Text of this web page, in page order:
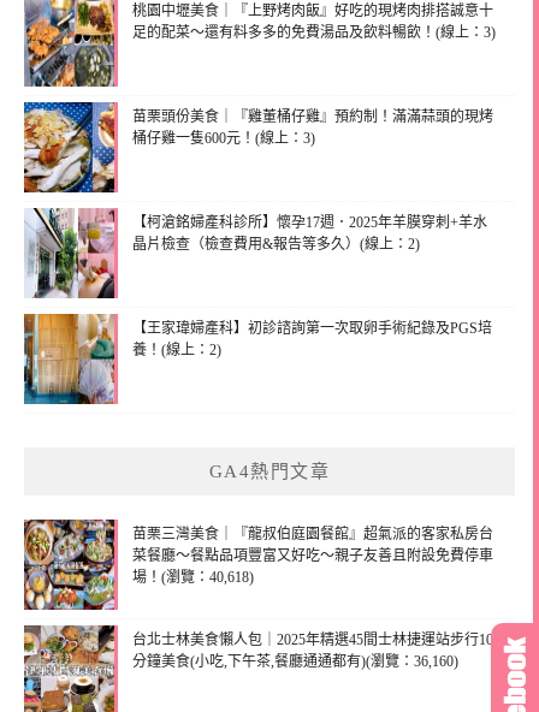
桃園中壢美食｜『上野烤肉飯』好吃的現烤肉排搭誠意十
足的配菜～還有料多多的免費湯品及飲料暢飲！(線上：3)
苗栗頭份美食｜『雞董桶仔雞』預約制！滿滿蒜頭的現烤
桶仔雞一隻600元！(線上：3)
【柯滄銘婦產科診所】懷孕17週．2025年羊膜穿刺+羊水
晶片檢查（檢查費用&報告等多久）(線上：2)
【王家瑋婦產科】初診諮詢第一次取卵手術紀錄及PGS培
養！(線上：2)
GA4熱門文章
苗栗三灣美食｜『龍叔伯庭園餐館』超氣派的客家私房台
菜餐廳～餐點品項豐富又好吃～親子友善且附設免費停車
場！(瀏覽：40,618)
台北士林美食懶人包｜2025年精選45間士林捷運站步行10
分鐘美食(小吃,下午茶,餐廳通通都有)(瀏覽：36,160)